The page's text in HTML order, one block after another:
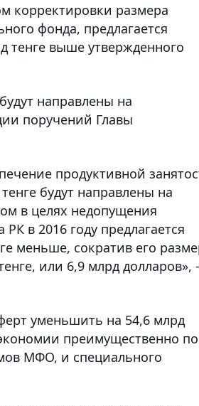
корректировки размера
фонда, предлагается
тенге выше утвержденного
направлены на
поручений Главы
продуктивной
будут направлены на
в целях недопущения
в 2016 году предлагается
меньше, сократив его
или 6,9 млрд долларов», -
уменьшить на 54,6 млрд
преимущественно по
МФО, и специального